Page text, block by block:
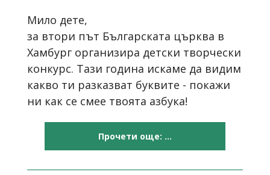
Мило дете,
за втори път Българската църква в
Хамбург организира детски творчески
конкурс. Тази година искаме да видим
какво ти разказват буквите - покажи
ни как се смее твоята азбука!
Прочети още: ...